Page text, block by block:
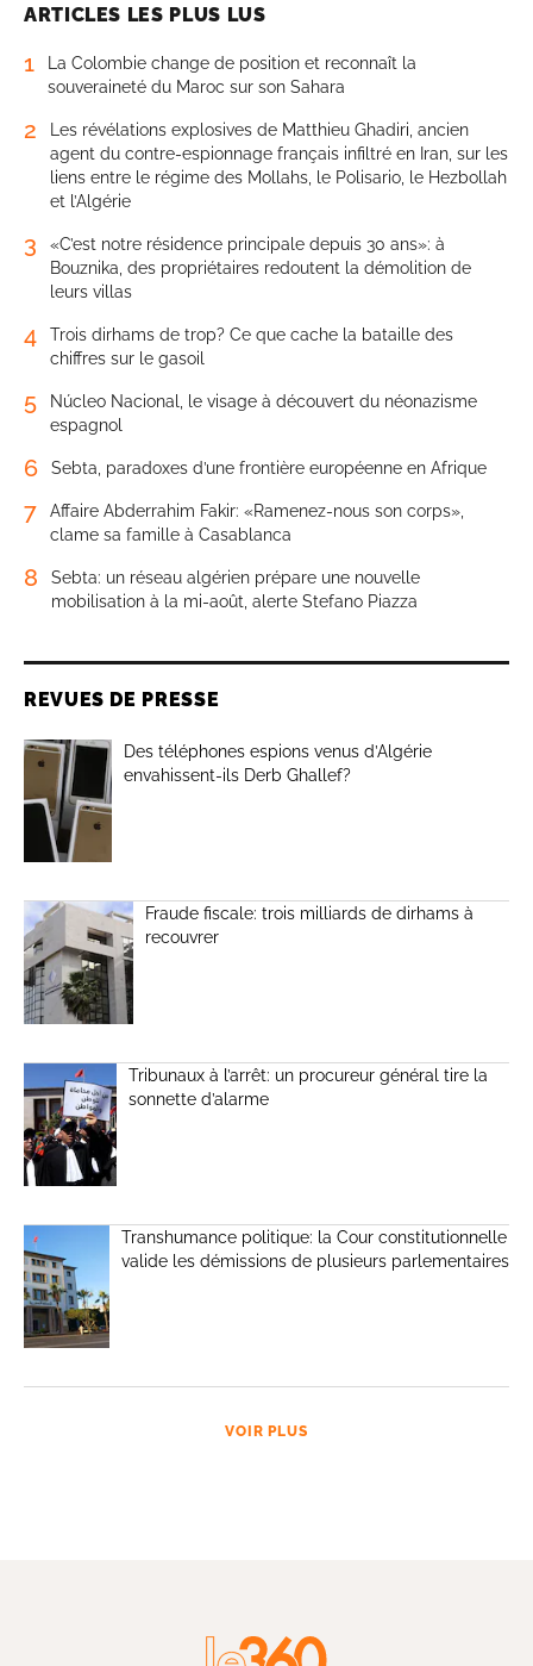
ARTICLES LES PLUS LUS
1
La Colombie change de position et reconnaît la
souveraineté du Maroc sur son Sahara
2
Les révélations explosives de Matthieu Ghadiri, ancien
agent du contre-espionnage français infiltré en Iran, sur les
liens entre le régime des Mollahs, le Polisario, le Hezbollah
et l’Algérie
3
«C’est notre résidence principale depuis 30 ans»: à
Bouznika, des propriétaires redoutent la démolition de
leurs villas
4
Trois dirhams de trop? Ce que cache la bataille des
chiffres sur le gasoil
5
Núcleo Nacional, le visage à découvert du néonazisme
espagnol
6 Sebta, paradoxes d’une frontière européenne en Afrique
7
Affaire Abderrahim Fakir: «Ramenez-nous son corps»,
clame sa famille à Casablanca
8
Sebta: un réseau algérien prépare une nouvelle
mobilisation à la mi-août, alerte Stefano Piazza
REVUES DE PRESSE
Des téléphones espions venus d’Algérie
envahissent-ils Derb Ghallef?
Fraude fiscale: trois milliards de dirhams à
recouvrer
Tribunaux à l’arrêt: un procureur général tire la
sonnette d’alarme
Transhumance politique: la Cour constitutionnelle
valide les démissions de plusieurs parlementaires
VOIR PLUS